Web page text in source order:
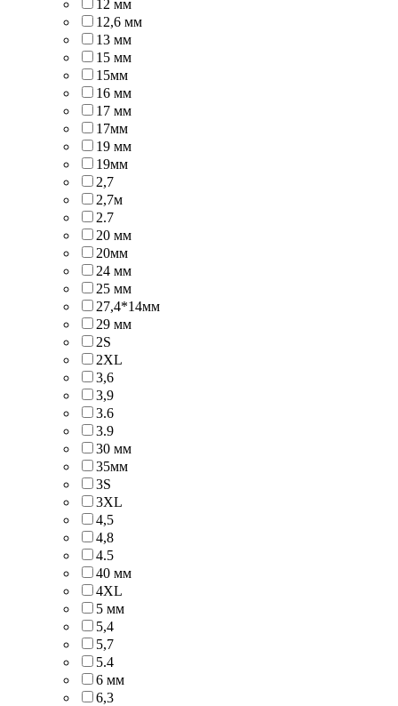
12 мм
12,6 мм
13 мм
15 мм
15мм
16 мм
17 мм
17мм
19 мм
19мм
2,7
2,7м
2.7
20 мм
20мм
24 мм
25 мм
27,4*14мм
29 мм
2S
2XL
3,6
3,9
3.6
3.9
30 мм
35мм
3S
3XL
4,5
4,8
4.5
40 мм
4XL
5 мм
5,4
5,7
5.4
6 мм
6,3